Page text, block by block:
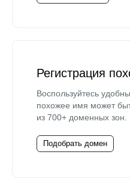
Регистрация
Воспользуйтесь
похожее имя может
из 700+ доменных зон.
Подобрать домен